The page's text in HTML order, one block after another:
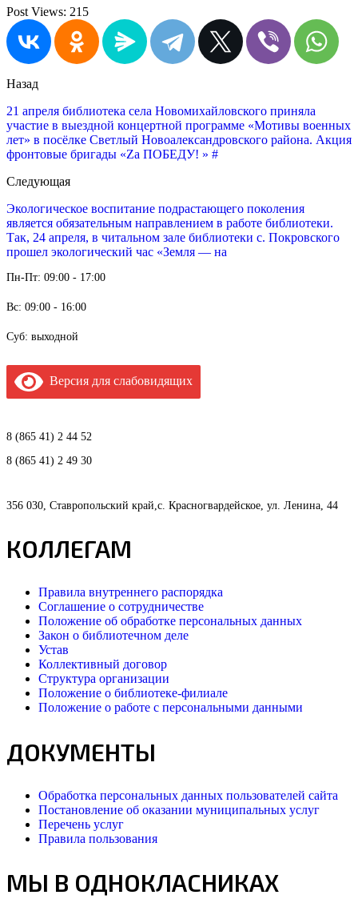
Post Views: 215
Назад
21 апреля библиотека села Новомихайловского приняла
участие в выездной концертной программе «Мотивы военных
лет» в посёлке Светлый Новоалександровского района. Акция
фронтовые бригады «Za ПОБЕДУ! » #
Следующая
Экологическое воспитание подрастающего поколения
является обязательным направлением в работе библиотеки.
Так, 24 апреля, в читальном зале библиотеки с. Покровского
прошел экологический час «Земля — на
Пн-Пт: 09:00 - 17:00
Вс: 09:00 - 16:00
Суб: выходной
Версия для слабовидящих
8 (865 41) 2 44 52
8 (865 41) 2 49 30
356 030, Ставропольский край,с. Красногвардейское, ул. Ленина, 44
КОЛЛЕГАМ
Правила внутреннего распорядка
Соглашение о сотрудничестве
Положение об обработке персональных данных
Закон о библиотечном деле
Устав
Коллективный договор
Структура организации
Положение о библиотеке-филиале
Положение о работе с персональными данными
ДОКУМЕНТЫ
Обработка персональных данных пользователей сайта
Постановление об оказании муниципальных услуг
Перечень услуг
Правила пользования
МЫ В ОДНОКЛАСНИКАХ